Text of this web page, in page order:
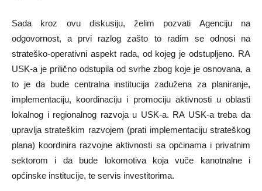
Sada kroz ovu diskusiju, želim pozvati Agenciju na
odgovornost, a prvi razlog zašto to radim se odnosi na
strateško-operativni aspekt rada, od kojeg je odstupljeno. RA
USK-a je prilično odstupila od svrhe zbog koje je osnovana, a
to je da bude centralna institucija zadužena za planiranje,
implementaciju, koordinaciju i promociju aktivnosti u oblasti
lokalnog i regionalnog razvoja u USK-a. RA USK-a treba da
upravlja strateškim razvojem (prati implementaciju strateškog
plana) koordinira razvojne aktivnosti sa općinama i privatnim
sektorom i da bude lokomotiva koja vuče kanotnalne i
općinske institucije, te servis investitorima.